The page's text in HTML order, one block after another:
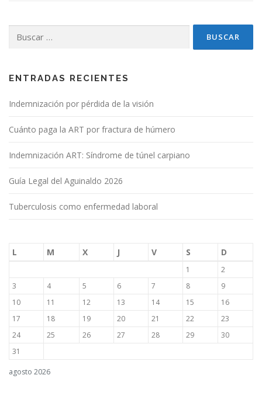
ENTRADAS RECIENTES
Indemnización por pérdida de la visión
Cuánto paga la ART por fractura de húmero
Indemnización ART: Síndrome de túnel carpiano
Guía Legal del Aguinaldo 2026
Tuberculosis como enfermedad laboral
agosto 2026
L M X J V S D
1
2
3
4 5 6 7 8
9
10
11 12 13 14 15
16
17
18 19 20 21 22
23
24
25 26 27 28 29
30
31